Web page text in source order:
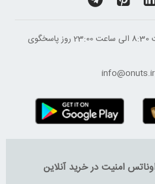
هر روز تمام ایام هفته از ساعت 8:30 الی ساعت 23:00 ‌روز پاسخگوی
info@onuts.ir
امنیت در خرید آنلاین